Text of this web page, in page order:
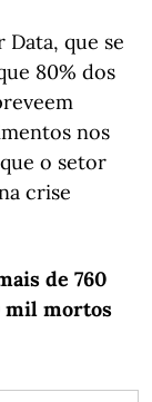
que se
80% dos
nos
o setor
crise
de 760
mil mortos